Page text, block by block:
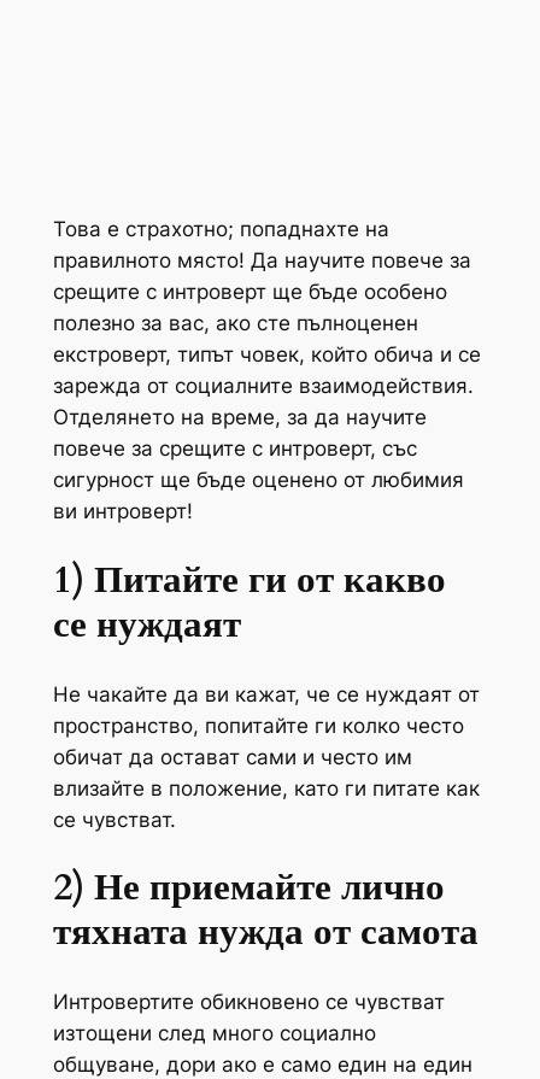
Това е страхотно; попаднахте на
правилното място! Да научите повече за
срещите с интроверт ще бъде особено
полезно за вас, ако сте пълноценен
екстроверт, типът човек, който обича и се
зарежда от социалните взаимодействия.
Отделянето на време, за да научите
повече за срещите с интроверт, със
сигурност ще бъде оценено от любимия
ви интроверт!
1) Питайте ги от какво
се нуждаят
Не чакайте да ви кажат, че се нуждаят от
пространство, попитайте ги колко често
обичат да остават сами и често им
влизайте в положение, като ги питате как
се чувстват.
2) Не приемайте лично
тяхната нужда от самота
Интровертите обикновено се чувстват
изтощени след много социално
общуване, дори ако е само един на един